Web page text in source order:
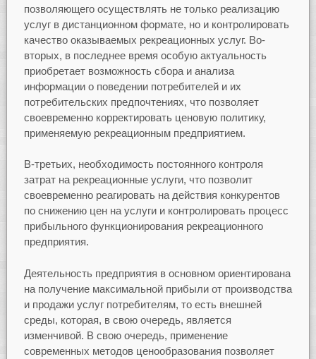
позволяющего осуществлять не только реализацию
услуг в дистанционном формате, но и контролировать
качество оказываемых рекреационных услуг. Во-
вторых, в последнее время особую актуальность
приобретает возможность сбора и анализа
информации о поведении потребителей и их
потребительских предпочтениях, что позволяет
своевременно корректировать ценовую политику,
применяемую рекреационным предприятием.
В-третьих, необходимость постоянного контроля
затрат на рекреационные услуги, что позволит
своевременно реагировать на действия конкурентов
по снижению цен на услуги и контролировать процесс
прибыльного функционирования рекреационного
предприятия.
Деятельность предприятия в основном ориентирована
на получение максимальной прибыли от производства
и продажи услуг потребителям, то есть внешней
среды, которая, в свою очередь, является
изменчивой. В свою очередь, применение
современных методов ценообразования позволяет